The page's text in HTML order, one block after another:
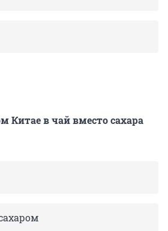
Китае в чай вместо сахара